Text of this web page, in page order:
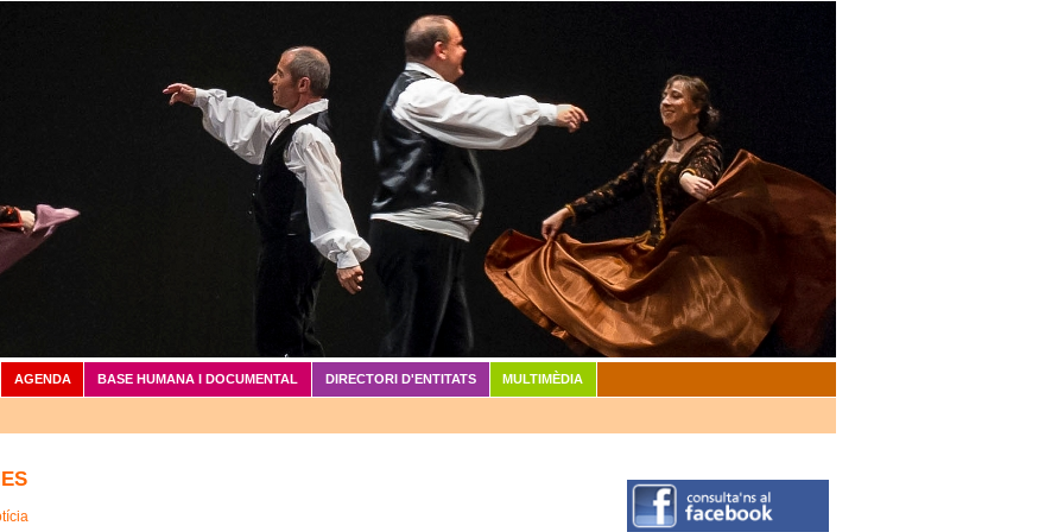
AGENDA BASE HUMANA I DOCUMENTAL DIRECTORI D'ENTITATS MULTIMÈDIA